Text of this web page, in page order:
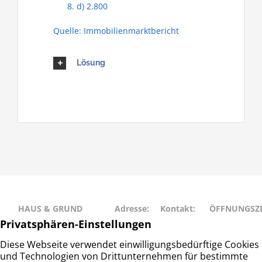
d) 2.800
Quelle: Immobilienmarktbericht
Lösung
HAUS & GRUND
RAHLSTEDT
Haus- und
Grundeigentümerverein
Adresse:
Schweriner
Str. 27
22143
Kontakt:
– 677 88 66
info@hug-
• Freitag:
14:00